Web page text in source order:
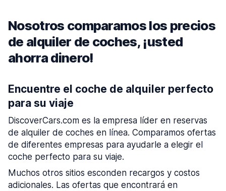
Nosotros comparamos los precios
de alquiler de coches, ¡usted
ahorra dinero!
Encuentre el coche de alquiler perfecto
para su viaje
DiscoverCars.com es la empresa líder en reservas
de alquiler de coches en línea. Comparamos ofertas
de diferentes empresas para ayudarle a elegir el
coche perfecto para su viaje.
Muchos otros sitios esconden recargos y costos
adicionales. Las ofertas que encontrará en